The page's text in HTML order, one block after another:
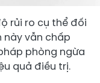
rủi ro cụ thể đối
này vẫn chấp
phòng ngừa
quả điều trị.